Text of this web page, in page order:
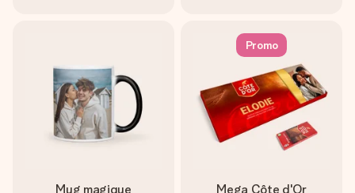
Mug magique
Promo
Mega Côte d'Or